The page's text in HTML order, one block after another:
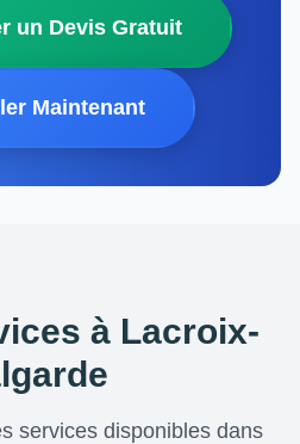
un Devis Gratuit
Maintenant
à Lacroix-
services disponibles dans